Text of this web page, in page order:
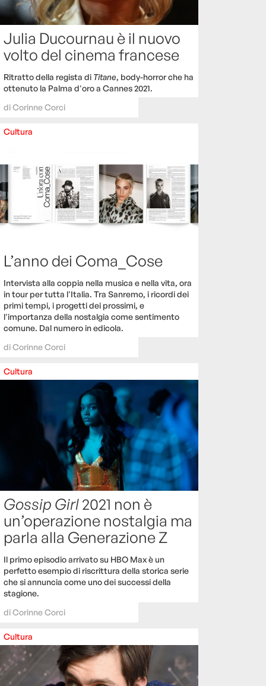
Julia Ducournau è il nuovo
volto del cinema francese
Ritratto della regista di Titane, body-horror che ha
ottenuto la Palma d'oro a Cannes 2021.
diCorinne Corci
Cultura
L’anno dei Coma_Cose
Intervista alla coppia nella musica e nella vita, ora
in tour per tutta l'Italia. Tra Sanremo, i ricordi dei
primi tempi, i progetti dei prossimi, e
l'importanza della nostalgia come sentimento
comune. Dal numero in edicola.
diCorinne Corci
Cultura
Gossip Girl2021 non è
un’operazione nostalgia ma
parla alla Generazione Z
Il primo episodio arrivato su HBO Max è un
perfetto esempio di riscrittura della storica serie
che si annuncia come uno dei successi della
stagione.
diCorinne Corci
Cultura